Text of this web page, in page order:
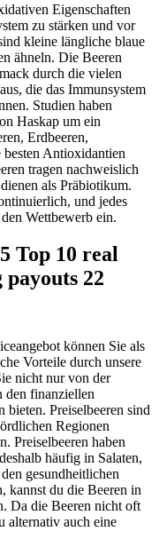
Eigenschaften
zu stärken und vor
kleine längliche blaue
ähneln. Die Beeren
durch die vielen
die das Immunsystem
Studien haben
Haskap um ein
Erdbeeren,
Antioxidantien
tragen nachweislich
als Präbiotikum.
und jedes
Wettbewerb ein.
Top 10 real
22
können Sie als
Vorteile durch unsere
nicht nur von der
den finanziellen
bieten. Preiselbeeren sind
Regionen
Preiselbeeren haben
häufig in Salaten,
gesundheitlichen
kannst du die Beeren in
Da die Beeren nicht oft
alternativ auch eine